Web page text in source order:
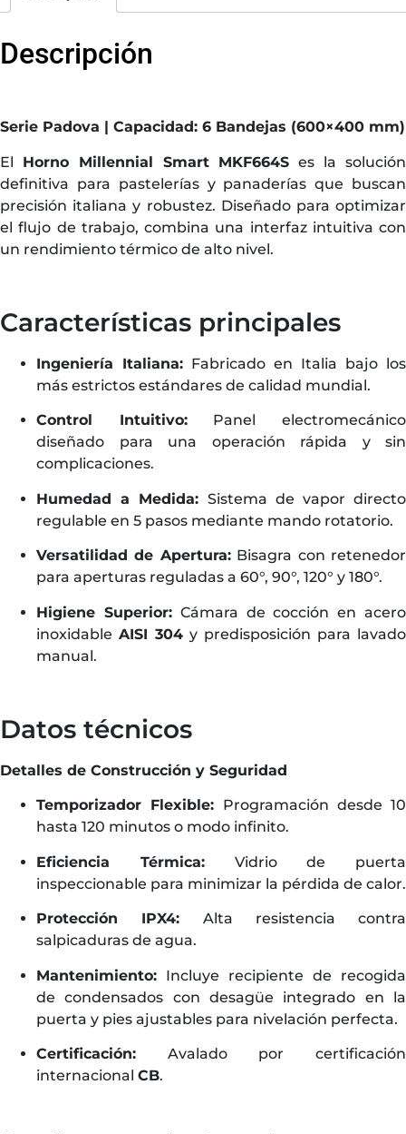
Descripción
Serie Padova | Capacidad: 6 Bandejas (600×400 mm)
El Horno Millennial Smart MKF664S es la solución
definitiva para pastelerías y panaderías que buscan
precisión italiana y robustez. Diseñado para optimizar
el flujo de trabajo, combina una interfaz intuitiva con
un rendimiento térmico de alto nivel.
Características principales
Ingeniería Italiana: Fabricado en Italia bajo los
más estrictos estándares de calidad mundial.
Control Intuitivo:Panel electromecánico
diseñado para una operación rápida y sin
complicaciones.
Humedad a Medida: Sistema de vapor directo
regulable en 5 pasos mediante mando rotatorio.
Versatilidad de Apertura:Bisagra con retenedor
para aperturas reguladas a 60°, 90°, 120° y 180°.
Higiene Superior:Cámara de cocción en acero
inoxidable AISI 304 y predisposición para lavado
manual.
Datos técnicos
Detalles de Construcción y Seguridad
Temporizador Flexible: Programación desde 10
hasta 120 minutos o modo infinito.
Eficiencia Térmica:Vidrio de puerta
inspeccionable para minimizar la pérdida de calor.
Protección IPX4: Alta resistencia contra
salpicaduras de agua.
Mantenimiento: Incluye recipiente de recogida
de condensados con desagüe integrado en la
puerta y pies ajustables para nivelación perfecta.
Certificación: Avalado por certificación
internacional CB.